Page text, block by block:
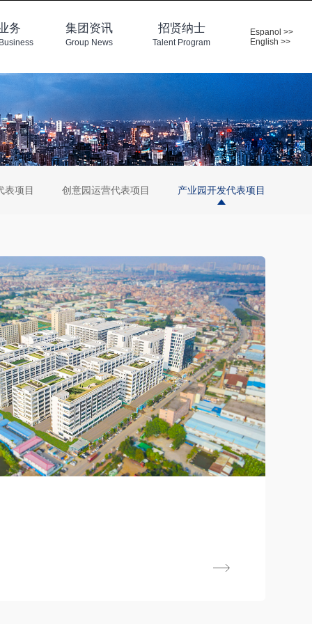
务 集团资讯
Group News
招贤纳士
Talent Program
Espanol >>
English >>
表项目 创意园运营代表项目 产业园开发代表项目